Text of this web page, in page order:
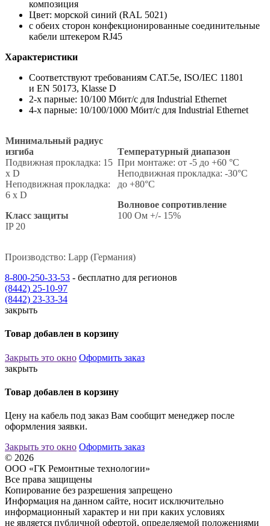
композиция
Цвет: морской синий (RAL 5021)
с обеих сторон конфекционированные соединительные
кабели штекером RJ45
Характеристики
Соответствуют требованиям CAT.5e, ISO/IEC 11801
и EN 50173, Klasse D
2-х парные: 10/100 Mбит/с для Industrial Ethernet
4-х парные: 10/100/1000 Mбит/с для Industrial Ethernet
Минимальный радиус
изгиба
Подвижная прокладка: 15
x D
Неподвижная прокладка:
6 x D
Класс защиты
IP 20
Tемпературный диапазон
При монтаже: от -5 до +60 °C
Неподвижная прокладка: -30°C
до +80°C
Волновое сопротивление
100 Ом +/- 15%
Производство: Lapp (Германия)
8-800-250-33-53 - бесплатно для регионов
(8442) 25-10-97
(8442) 23-33-34
закрыть
Товар добавлен в корзину
Закрыть это окно Оформить заказ
закрыть
Товар добавлен в корзину
Цену на кабель под заказ Вам сообщит менеджер после
оформления заявки.
Закрыть это окно Оформить заказ
© 2026
ООО «ГК Ремонтные технологии»
Все права защищены
Копирование без разрешения запрещено
Информация на данном сайте, носит исключительно
информационный характер и ни при каких условиях
не является публичной офертой, определяемой положениями